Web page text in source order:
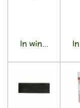
In winkelwagen